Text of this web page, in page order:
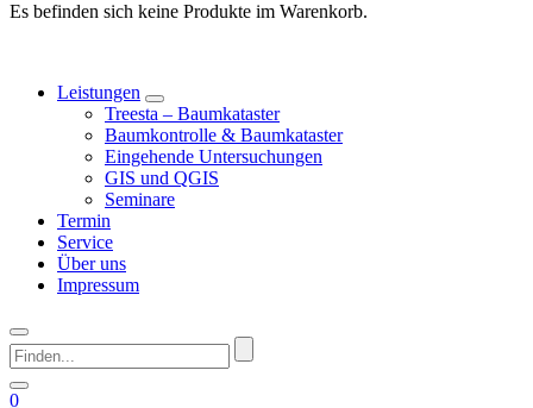
Es befinden sich keine Produkte im Warenkorb.
Leistungen
Treesta – Baumkataster
Baumkontrolle & Baumkataster
Eingehende Untersuchungen
GIS und QGIS
Seminare
Termin
Service
Über uns
Impressum
Finden...
0